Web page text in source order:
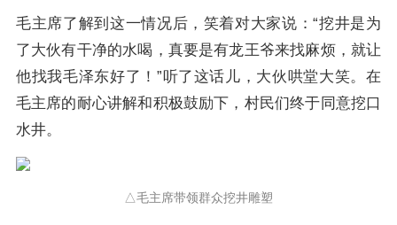
毛主席了解到这一情况后，笑着对大家说：“挖井是为
了大伙有干净的水喝，真要是有龙王爷来找麻烦，就让
他找我毛泽东好了！”听了这话儿，大伙哄堂大笑。在
毛主席的耐心讲解和积极鼓励下，村民们终于同意挖口
水井。
△毛主席带领群众挖井雕塑